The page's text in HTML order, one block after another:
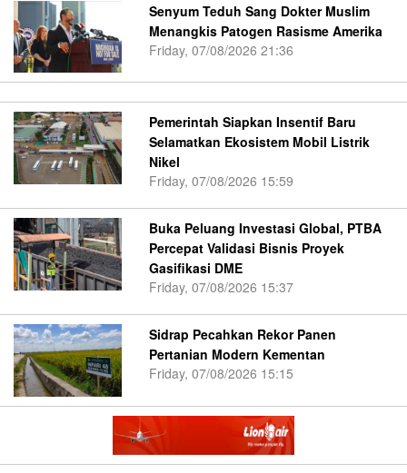
Senyum Teduh Sang Dokter Muslim
Menangkis Patogen Rasisme Amerika
Friday, 07/08/2026 21:36
Pemerintah Siapkan Insentif Baru
Selamatkan Ekosistem Mobil Listrik
Nikel
Friday, 07/08/2026 15:59
Buka Peluang Investasi Global, PTBA
Percepat Validasi Bisnis Proyek
Gasifikasi DME
Friday, 07/08/2026 15:37
Sidrap Pecahkan Rekor Panen
Pertanian Modern Kementan
Friday, 07/08/2026 15:15